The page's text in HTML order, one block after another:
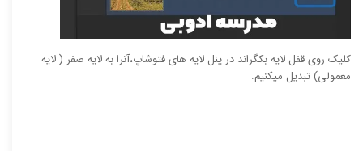
کلیک روی قفل لایه بکگراند در پنل لایه های فتوشاپ،آنرا به لایه صفر ( لایه
معمولی) تبدیل میکنیم.